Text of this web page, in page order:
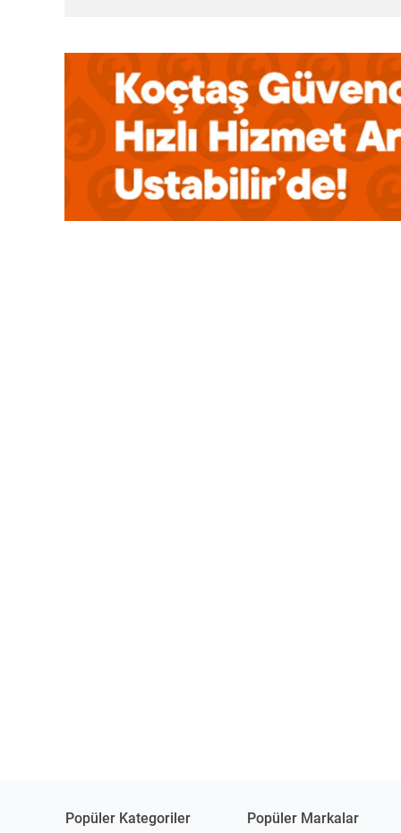
Popüler Kategoriler Popüler Markalar